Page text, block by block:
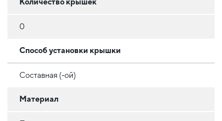
0
Способ установки крышки
Составная (-ой)
Материал